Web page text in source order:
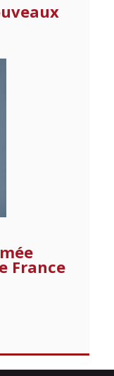
France